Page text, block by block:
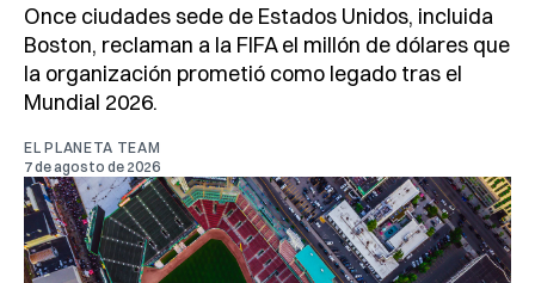
Once ciudades sede de Estados Unidos, incluida
Boston, reclaman a la FIFA el millón de dólares que
la organización prometió como legado tras el
Mundial 2026.
EL PLANETA TEAM
7 de agosto de 2026